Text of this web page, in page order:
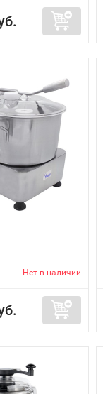
Нет в наличии